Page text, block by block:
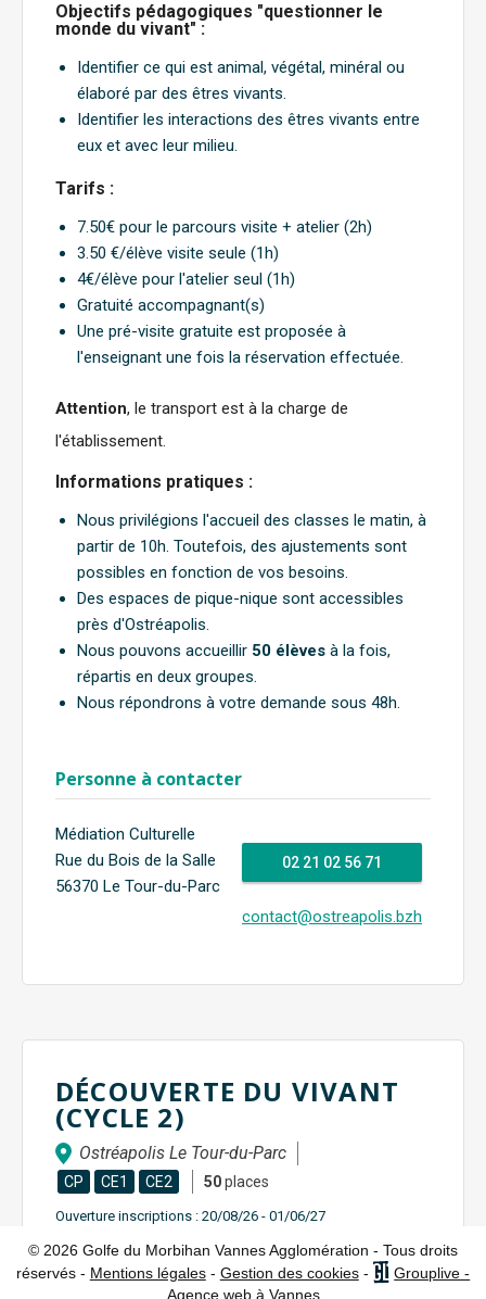
Objectifs pédagogiques "questionner le
monde du vivant" :
Identifier ce qui est animal, végétal, minéral ou
élaboré par des êtres vivants.
Identifier les interactions des êtres vivants entre
eux et avec leur milieu.
Tarifs :
7.50€ pour le parcours visite + atelier (2h)
3.50 €/élève visite seule (1h)
4€/élève pour l'atelier seul (1h)
Gratuité accompagnant(s)
Une pré-visite gratuite est proposée à
l'enseignant une fois la réservation effectuée.
Attention, le transport est à la charge de
l'établissement.
Informations pratiques :
Nous privilégions l'accueil des classes le matin, à
partir de 10h. Toutefois, des ajustements sont
possibles en fonction de vos besoins.
Des espaces de pique-nique sont accessibles
près d'Ostréapolis.
Nous pouvons accueillir 50 élèves à la fois,
répartis en deux groupes.
Nous répondrons à votre demande sous 48h.
Personne à contacter
Médiation Culturelle
Rue du Bois de la Salle
56370 Le Tour-du-Parc
02 21 02 56 71
contact@ostreapolis.bzh
DÉCOUVERTE DU VIVANT
(CYCLE 2)
Ostréapolis Le Tour-du-Parc
CP CE1 CE2 50places
Ouverture inscriptions : 20/08/26 - 01/06/27
© 2026 Golfe du Morbihan Vannes Agglomération - Tous droits
réservés - Mentions légales- Gestion des cookies-
Grouplive -
Agence web à Vannes